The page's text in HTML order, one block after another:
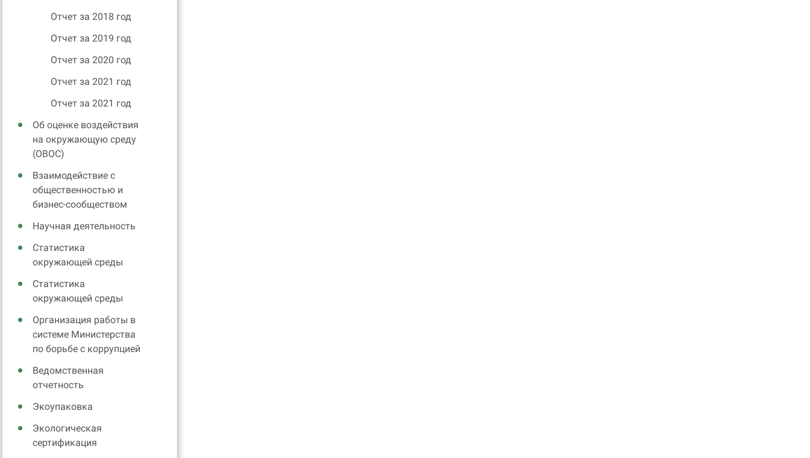
Отчет за 2018 год
Отчет за 2019 год
Отчет за 2020 год
Отчет за 2021 год
Отчет за 2021 год
Об оценке воздействия
на окружающую среду
(ОВОС)
Взаимодействие с
общественностью и
бизнес-сообществом
Научная деятельность
Статистика
окружающей среды
Статистика
окружающей среды
Организация работы в
системе Министерства
по борьбе с коррупцией
Ведомственная
отчетность
Экоупаковка
Экологическая
сертификация